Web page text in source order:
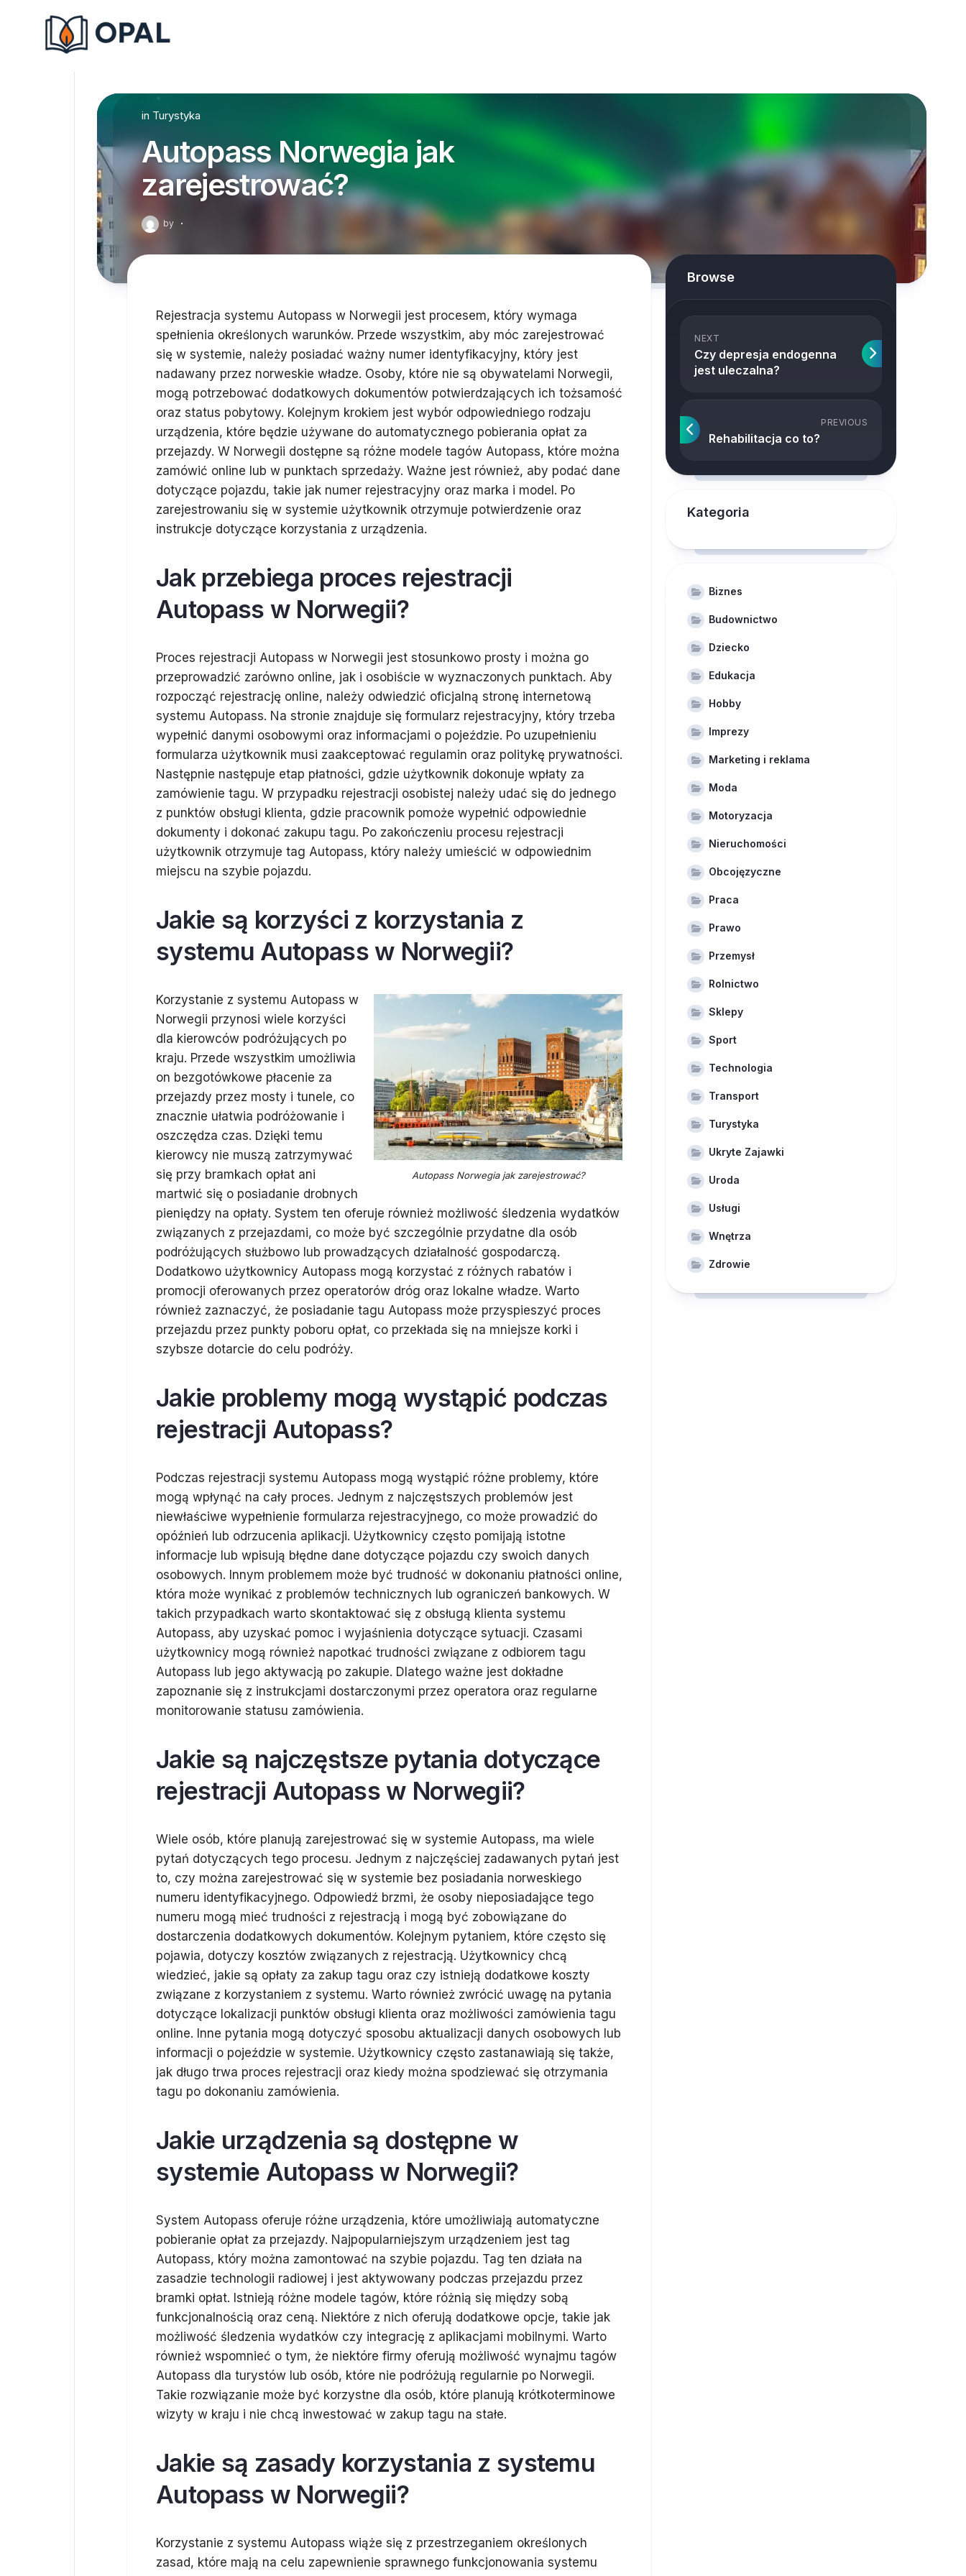
in Turystyka
Autopass Norwegia jak
zarejestrować?
by ·
Rejestracja systemu Autopass w Norwegii jest procesem, który wymaga
spełnienia określonych warunków. Przede wszystkim, aby móc zarejestrować
się w systemie, należy posiadać ważny numer identyfikacyjny, który jest
nadawany przez norweskie władze. Osoby, które nie są obywatelami Norwegii,
mogą potrzebować dodatkowych dokumentów potwierdzających ich tożsamość
oraz status pobytowy. Kolejnym krokiem jest wybór odpowiedniego rodzaju
urządzenia, które będzie używane do automatycznego pobierania opłat za
przejazdy. W Norwegii dostępne są różne modele tagów Autopass, które można
zamówić online lub w punktach sprzedaży. Ważne jest również, aby podać dane
dotyczące pojazdu, takie jak numer rejestracyjny oraz marka i model. Po
zarejestrowaniu się w systemie użytkownik otrzymuje potwierdzenie oraz
instrukcje dotyczące korzystania z urządzenia.
Jak przebiega proces rejestracji
Autopass w Norwegii?
Proces rejestracji Autopass w Norwegii jest stosunkowo prosty i można go
przeprowadzić zarówno online, jak i osobiście w wyznaczonych punktach. Aby
rozpocząć rejestrację online, należy odwiedzić oficjalną stronę internetową
systemu Autopass. Na stronie znajduje się formularz rejestracyjny, który trzeba
wypełnić danymi osobowymi oraz informacjami o pojeździe. Po uzupełnieniu
formularza użytkownik musi zaakceptować regulamin oraz politykę prywatności.
Następnie następuje etap płatności, gdzie użytkownik dokonuje wpłaty za
zamówienie tagu. W przypadku rejestracji osobistej należy udać się do jednego
z punktów obsługi klienta, gdzie pracownik pomoże wypełnić odpowiednie
dokumenty i dokonać zakupu tagu. Po zakończeniu procesu rejestracji
użytkownik otrzymuje tag Autopass, który należy umieścić w odpowiednim
miejscu na szybie pojazdu.
Jakie są korzyści z korzystania z
systemu Autopass w Norwegii?
Autopass Norwegia jak zarejestrować?
Korzystanie z systemu Autopass w
Norwegii przynosi wiele korzyści
dla kierowców podróżujących po
kraju. Przede wszystkim umożliwia
on bezgotówkowe płacenie za
przejazdy przez mosty i tunele, co
znacznie ułatwia podróżowanie i
oszczędza czas. Dzięki temu
kierowcy nie muszą zatrzymywać
się przy bramkach opłat ani
martwić się o posiadanie drobnych
pieniędzy na opłaty. System ten oferuje również możliwość śledzenia wydatków
związanych z przejazdami, co może być szczególnie przydatne dla osób
podróżujących służbowo lub prowadzących działalność gospodarczą.
Dodatkowo użytkownicy Autopass mogą korzystać z różnych rabatów i
promocji oferowanych przez operatorów dróg oraz lokalne władze. Warto
również zaznaczyć, że posiadanie tagu Autopass może przyspieszyć proces
przejazdu przez punkty poboru opłat, co przekłada się na mniejsze korki i
szybsze dotarcie do celu podróży.
Jakie problemy mogą wystąpić podczas
rejestracji Autopass?
Podczas rejestracji systemu Autopass mogą wystąpić różne problemy, które
mogą wpłynąć na cały proces. Jednym z najczęstszych problemów jest
niewłaściwe wypełnienie formularza rejestracyjnego, co może prowadzić do
opóźnień lub odrzucenia aplikacji. Użytkownicy często pomijają istotne
informacje lub wpisują błędne dane dotyczące pojazdu czy swoich danych
osobowych. Innym problemem może być trudność w dokonaniu płatności online,
która może wynikać z problemów technicznych lub ograniczeń bankowych. W
takich przypadkach warto skontaktować się z obsługą klienta systemu
Autopass, aby uzyskać pomoc i wyjaśnienia dotyczące sytuacji. Czasami
użytkownicy mogą również napotkać trudności związane z odbiorem tagu
Autopass lub jego aktywacją po zakupie. Dlatego ważne jest dokładne
zapoznanie się z instrukcjami dostarczonymi przez operatora oraz regularne
monitorowanie statusu zamówienia.
Jakie są najczęstsze pytania dotyczące
rejestracji Autopass w Norwegii?
Wiele osób, które planują zarejestrować się w systemie Autopass, ma wiele
pytań dotyczących tego procesu. Jednym z najczęściej zadawanych pytań jest
to, czy można zarejestrować się w systemie bez posiadania norweskiego
numeru identyfikacyjnego. Odpowiedź brzmi, że osoby nieposiadające tego
numeru mogą mieć trudności z rejestracją i mogą być zobowiązane do
dostarczenia dodatkowych dokumentów. Kolejnym pytaniem, które często się
pojawia, dotyczy kosztów związanych z rejestracją. Użytkownicy chcą
wiedzieć, jakie są opłaty za zakup tagu oraz czy istnieją dodatkowe koszty
związane z korzystaniem z systemu. Warto również zwrócić uwagę na pytania
dotyczące lokalizacji punktów obsługi klienta oraz możliwości zamówienia tagu
online. Inne pytania mogą dotyczyć sposobu aktualizacji danych osobowych lub
informacji o pojeździe w systemie. Użytkownicy często zastanawiają się także,
jak długo trwa proces rejestracji oraz kiedy można spodziewać się otrzymania
tagu po dokonaniu zamówienia.
Jakie urządzenia są dostępne w
systemie Autopass w Norwegii?
System Autopass oferuje różne urządzenia, które umożliwiają automatyczne
pobieranie opłat za przejazdy. Najpopularniejszym urządzeniem jest tag
Autopass, który można zamontować na szybie pojazdu. Tag ten działa na
zasadzie technologii radiowej i jest aktywowany podczas przejazdu przez
bramki opłat. Istnieją różne modele tagów, które różnią się między sobą
funkcjonalnością oraz ceną. Niektóre z nich oferują dodatkowe opcje, takie jak
możliwość śledzenia wydatków czy integrację z aplikacjami mobilnymi. Warto
również wspomnieć o tym, że niektóre firmy oferują możliwość wynajmu tagów
Autopass dla turystów lub osób, które nie podróżują regularnie po Norwegii.
Takie rozwiązanie może być korzystne dla osób, które planują krótkoterminowe
wizyty w kraju i nie chcą inwestować w zakup tagu na stałe.
Jakie są zasady korzystania z systemu
Autopass w Norwegii?
Korzystanie z systemu Autopass wiąże się z przestrzeganiem określonych
zasad, które mają na celu zapewnienie sprawnego funkcjonowania systemu
Browse
NEXT
Czy depresja endogenna
jest uleczalna?
PREVIOUS
Rehabilitacja co to?
Kategoria
Biznes
Budownictwo
Dziecko
Edukacja
Hobby
Imprezy
Marketing i reklama
Moda
Motoryzacja
Nieruchomości
Obcojęzyczne
Praca
Prawo
Przemysł
Rolnictwo
Sklepy
Sport
Technologia
Transport
Turystyka
Ukryte Zajawki
Uroda
Usługi
Wnętrza
Zdrowie